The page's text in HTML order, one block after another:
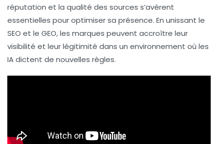
réputation et la qualité des sources s’avèrent
essentielles pour optimiser sa présence. En unissant le
SEO et le GEO, les marques peuvent accroître leur
visibilité et leur légitimité dans un environnement où les
IA dictent de nouvelles règles.